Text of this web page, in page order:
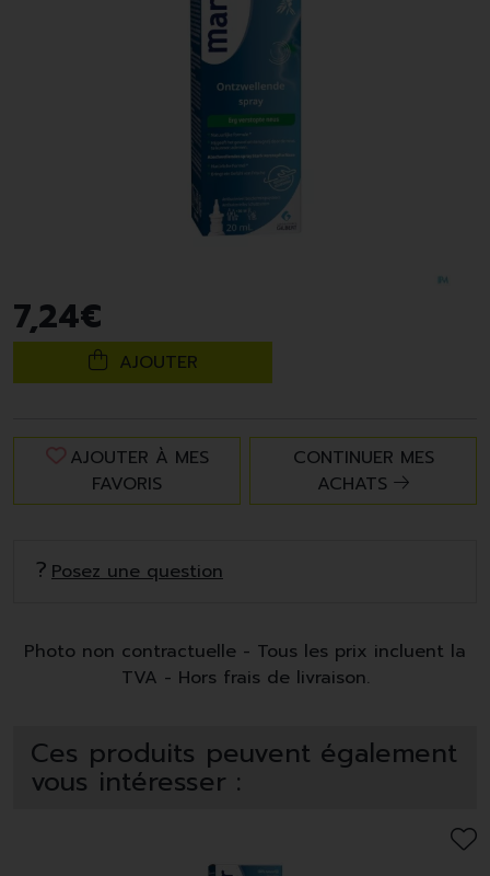
7,24€
AJOUTER
AJOUTER À MES
FAVORIS
CONTINUER MES
ACHATS
Posez une question
Photo non contractuelle - Tous les prix incluent la
TVA - Hors frais de livraison.
Ces produits peuvent également
vous intéresser :